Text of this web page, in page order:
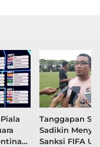
Tanggapan
Sadikin
Sanksi FIFA